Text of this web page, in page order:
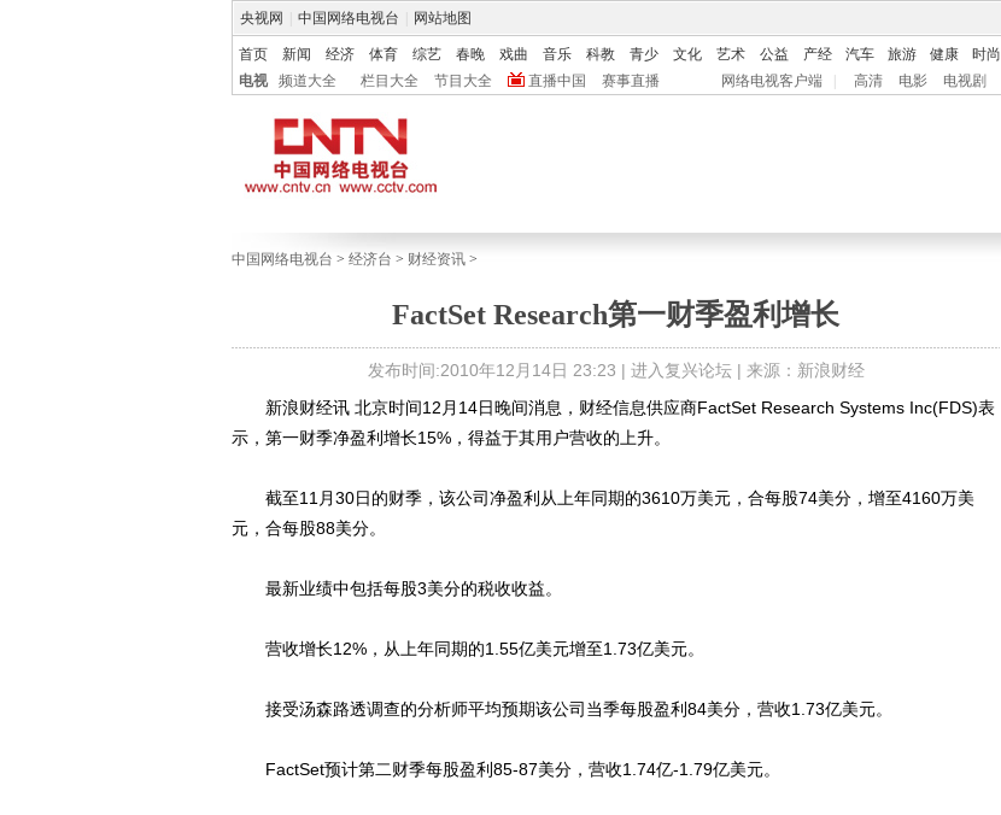
央视网 中国网络电视台 网站地图
首页 新闻 经济 体育 综艺 春晚 戏曲 音乐 科教 青少 文化 艺术 公益 产经 汽车 旅游 健康 时尚
电视
频道大全 栏目大全 节目大全 直播中国 赛事直播 网络电视客户端 高清 电影 电视剧
中国网络电视台 > 经济台 > 财经资讯 >
FactSet Research第一财季盈利增长
发布时间:2010年12月14日 23:23 | 进入复兴论坛| 来源：新浪财经
新浪财经讯 北京时间12月14日晚间消息，财经信息供应商FactSet Research Systems Inc(FDS)表
示，第一财季净盈利增长15%，得益于其用户营收的上升。
截至11月30日的财季，该公司净盈利从上年同期的3610万美元，合每股74美分，增至4160万美
元，合每股88美分。
最新业绩中包括每股3美分的税收收益。
营收增长12%，从上年同期的1.55亿美元增至1.73亿美元。
接受汤森路透调查的分析师平均预期该公司当季每股盈利84美分，营收1.73亿美元。
FactSet预计第二财季每股盈利85-87美分，营收1.74亿-1.79亿美元。